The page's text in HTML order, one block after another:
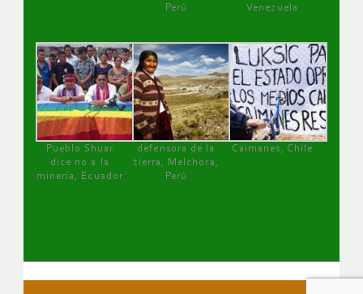
Perú
Venezuela
Pueblo Shuar
dice no a la
minería, Ecuador
defensora de la
tierra, Melchora,
Perú
Caimanes, Chile